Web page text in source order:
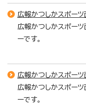
広報かつしかスポー
広報かつしかスポー
ーです。
広報かつしかスポー
広報かつしかスポー
ーです。